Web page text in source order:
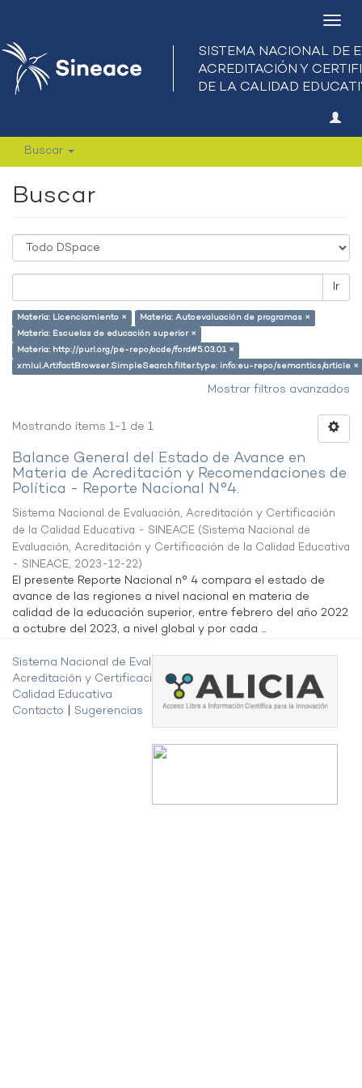
Buscar
Buscar
Ir
Materia: Licenciamiento ×
Materia: Autoevaluación de programas ×
Materia: Escuelas de educación superior ×
Materia: http://purl.org/pe-repo/ocde/ford#5.03.01 ×
xmlui.ArtifactBrowser.SimpleSearch.filter.type: info:eu-repo/semantics/article ×
Mostrar filtros avanzados
Mostrando ítems 1-1 de 1
Balance General del Estado de Avance en
Materia de Acreditación y Recomendaciones de
Política - Reporte Nacional N°4.
Sistema Nacional de Evaluación, Acreditación y Certificación
de la Calidad Educativa - SINEACE (Sistema Nacional de
Evaluación, Acreditación y Certificación de la Calidad Educativa
- SINEACE, 2023-12-22)
El presente Reporte Nacional n° 4 compara el estado de
avance de las regiones a nivel nacional en materia de
calidad de la educación superior, entre febrero del año 2022
a octubre del 2023, a nivel global y por cada ...
Sistema Nacional de Evaluación,
Acreditación y Certificación de la
Calidad Educativa
Contacto
Sugerencias